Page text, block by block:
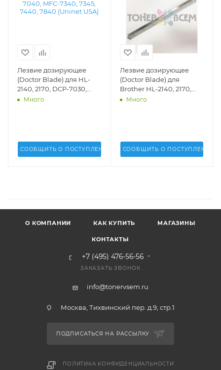
Лезвие дозирующее
(Doctor Blade) для HL-
2140, 2170, DCP-7030,
7040, MFC-7340, 7345,
Много
СООБЩИТЬ О ПОСТУПЛЕНИИ
Лезвие дозирующее
(Doctor Blade) для
Brother HL-2140, 2170,
DCP-7030, 7040, MFC-
Много
СООБЩИТЬ О ПОСТУПЛЕНИИ
О КОМПАНИИ КАК КУПИТЬ МАГАЗИНЫ
КОНТАКТЫ
+7 (495) 476-56-56
ЗАКАЗАТЬ ЗВОНОК
info@tonervsem.ru
Москва, Тихвинский пер. д.9, стр.1
ПОДПИСАТЬСЯ НА РАССЫЛКУ
ПОЛИТИКА КОНФИДЕНЦИАЛЬНОСТИ